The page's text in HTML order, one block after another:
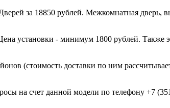
за 18850 рублей. Межкомнатная дверь,
установки - минимум 1800 рублей. Также
(стоимость доставки по ним
на счет данной модели по телефону +7